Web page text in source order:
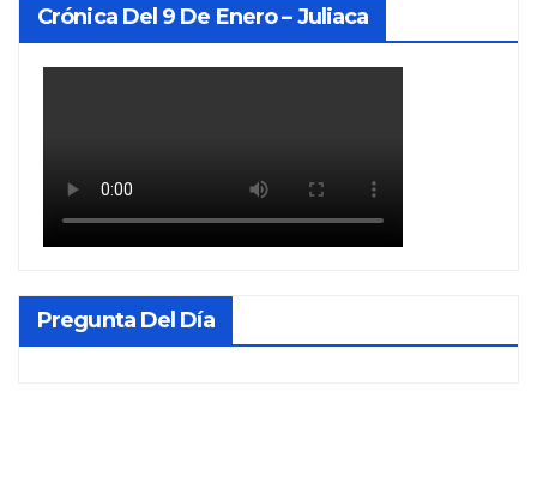
Crónica Del 9 De Enero – Juliaca
Pregunta Del Día